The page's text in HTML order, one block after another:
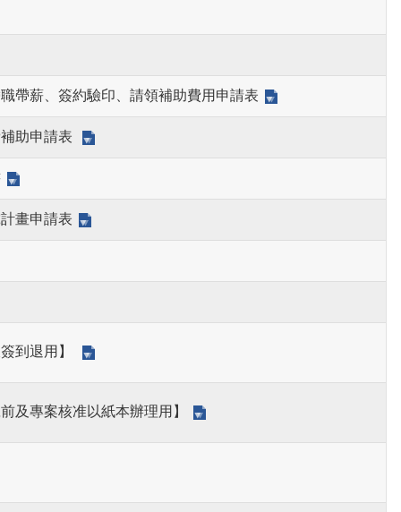
帶薪、簽約驗印、請領補助費用申請表
助申請表
畫申請表
到退用】
及專案核准以紙本辦理用】